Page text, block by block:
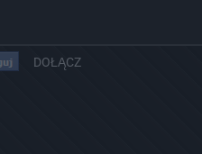
DOŁĄCZ